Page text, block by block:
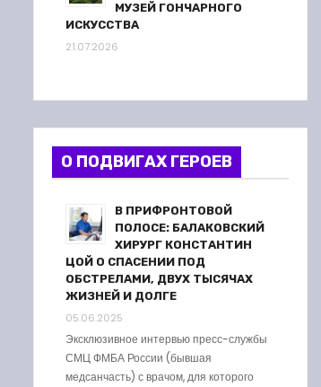
МУЗЕЙ ГОНЧАРНОГО
ИСКУССТВА
21.07.2026
О ПОДВИГАХ ГЕРОЕВ
В ПРИФРОНТОВОЙ
ПОЛОСЕ: БАЛАКОВСКИЙ
ХИРУРГ КОНСТАНТИН
ЦОЙ О СПАСЕНИИ ПОД
ОБСТРЕЛАМИ, ДВУХ ТЫСЯЧАХ
ЖИЗНЕЙ И ДОЛГЕ
05.06.2025
Эксклюзивное интервью пресс-службы
СМЦ ФМБА России (бывшая
медсанчасть) с врачом, для которого